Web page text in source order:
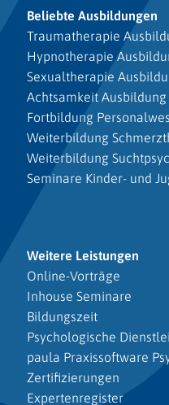
Beliebte Ausbildungen
Traumatherapie
Hypnotherapie
Sexualtherapie
Achtsamkeit Ausbildung
Fortbildung
Weiterbildung
Weiterbildung
Seminare Kinder- und
Weitere Leistungen
Online-Vorträge
Inhouse Seminare
Bildungszeit
Psychologische
paula Praxissoftware
Zertifizierungen
Expertenregister